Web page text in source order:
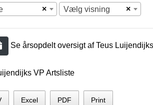
× ×
Vælg visning
Se årsopdelt oversigt afTeus Luijendijk
VP Artsliste
Excel PDF Print